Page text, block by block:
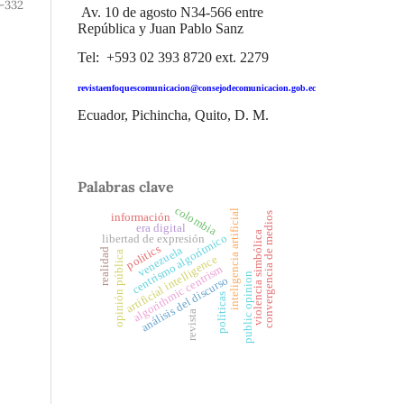
332
Av. 10 de agosto N34-566 entre
República y Juan Pablo Sanz
Tel: +593 02 393 8720 ext. 2279
revistaenfoquescomunicacion@consejodecomunicacion.gob.ec
Ecuador, Pichincha, Quito, D. M.
Palabras clave
inteligencia artificial
análisis del discurso
centrismo algorítmico
libertad de expresión
opinión públicaartificial intelligence
algorithmic centrism public opinionviolencia simbólica
realidad
colombia
venezuela
políticas
politics
revista
era digital convergencia de medios
información